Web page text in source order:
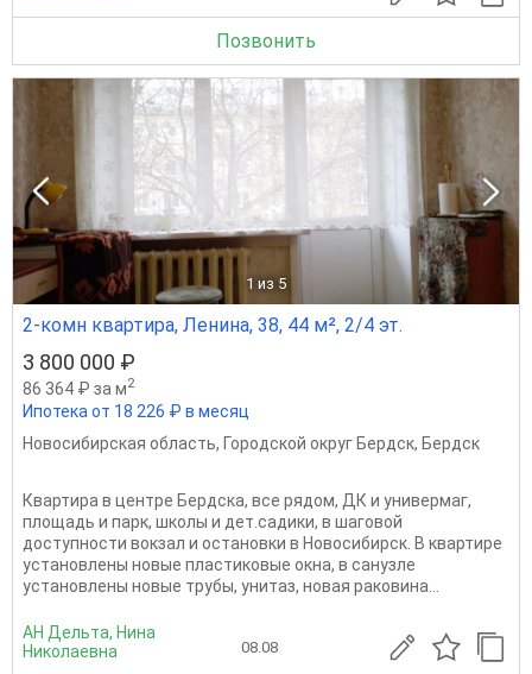
Позвонить
1 из 5
2-комн квартира, Ленина, 38, 44 м², 2/4 эт.
3 800 000 ₽
86 364 ₽ за м2
Ипотека от 18 226 ₽ в месяц
Новосибирская область, Городской округ Бердск, Бердск
Квартира в центре Бердска, все рядом, ДК и универмаг,
площадь и парк, школы и дет.садики, в шаговой
доступности вокзал и остановки в Новосибирск. В квартире
установлены новые пластиковые окна, в санузле
установлены новые трубы, унитаз, новая раковина...
АН Дельта, Нина
Николаевна
08.08